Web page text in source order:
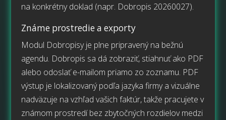
na konkrétny doklad (napr. Dobropis 20260027).
Známe prostredie a exporty
Modul Dobropisy je plne pripravený na bežnú
agendu. Dobropis sa dá zobraziť, stiahnuť ako PDF
alebo odoslať e-mailom priamo zo zoznamu. PDF
výstup je lokalizovaný podľa jazyka firmy a vizuálne
nadväzuje na vzhľad vašich faktúr, takže pracujete v
známom prostredí bez zbytočných rozdielov medzi